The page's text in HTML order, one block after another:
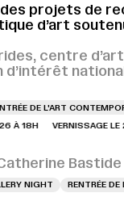
projets de
d’art
centre
d’intérêt
DE L'ART
18H VERNISSAGE LE
Bastide
NIGHT RENTRÉE